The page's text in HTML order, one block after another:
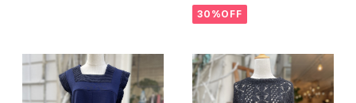
30%OFF